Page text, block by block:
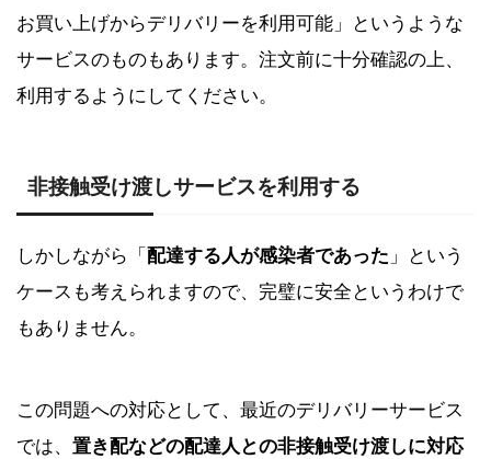
お買い上げからデリバリーを利用可能」というような
サービスのものもあります。注文前に十分確認の上、
利用するようにしてください。
非接触受け渡しサービスを利用する
しかしながら「配達する人が感染者であった 」という
ケースも考えられますので、完璧に安全というわけで
もありません。
この問題への対応として、最近のデリバリーサービス
では、 置き配などの配達人との非接触受け渡しに対応